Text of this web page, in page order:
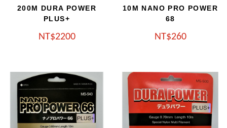
200M DURA POWER
PLUS+
NT 2200
10M NANO PRO POWER
68
NT 260